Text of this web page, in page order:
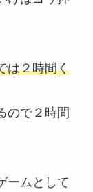
は２時間く
ので２時間
ームとして